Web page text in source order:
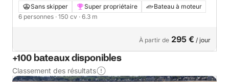
Sans skipper Super propriétaire
Bateau à moteur
6 personnes · 150 cv · 6.3 m
À partir de 295 € / jour
+100 bateaux disponibles
Classement des résultats